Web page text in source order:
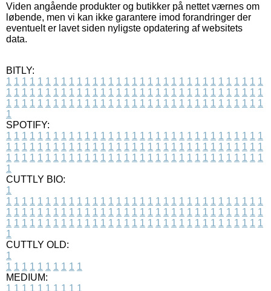
Viden angående produkter og butikker på nettet værnes om
løbende, men vi kan ikke garantere imod forandringer der
eventuelt er lavet siden nyligste opdatering af websitets
data.
BITLY:
1 1 1 1 1 1 1 1 1 1 1 1 1 1 1 1 1 1 1 1 1 1 1 1 1 1 1 1 1 1 1 1 1
1 1 1 1 1 1 1 1 1 1 1 1 1 1 1 1 1 1 1 1 1 1 1 1 1 1 1 1 1 1 1 1 1
1 1 1 1 1 1 1 1 1 1 1 1 1 1 1 1 1 1 1 1 1 1 1 1 1 1 1 1 1 1 1 1 1
1
SPOTIFY:
1 1 1 1 1 1 1 1 1 1 1 1 1 1 1 1 1 1 1 1 1 1 1 1 1 1 1 1 1 1 1 1 1
1 1 1 1 1 1 1 1 1 1 1 1 1 1 1 1 1 1 1 1 1 1 1 1 1 1 1 1 1 1 1 1 1
1 1 1 1 1 1 1 1 1 1 1 1 1 1 1 1 1 1 1 1 1 1 1 1 1 1 1 1 1 1 1 1 1
1
CUTTLY BIO:
1
1 1 1 1 1 1 1 1 1 1 1 1 1 1 1 1 1 1 1 1 1 1 1 1 1 1 1 1 1 1 1 1 1
1 1 1 1 1 1 1 1 1 1 1 1 1 1 1 1 1 1 1 1 1 1 1 1 1 1 1 1 1 1 1 1 1
1 1 1 1 1 1 1 1 1 1 1 1 1 1 1 1 1 1 1 1 1 1 1 1 1 1 1 1 1 1 1 1 1
1
CUTTLY OLD:
1
1 1 1 1 1 1 1 1 1 1
MEDIUM:
1 1 1 1 1 1 1 1 1 1